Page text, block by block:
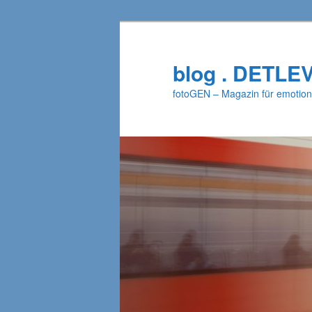
blog .
fotoGEN – Magazin für